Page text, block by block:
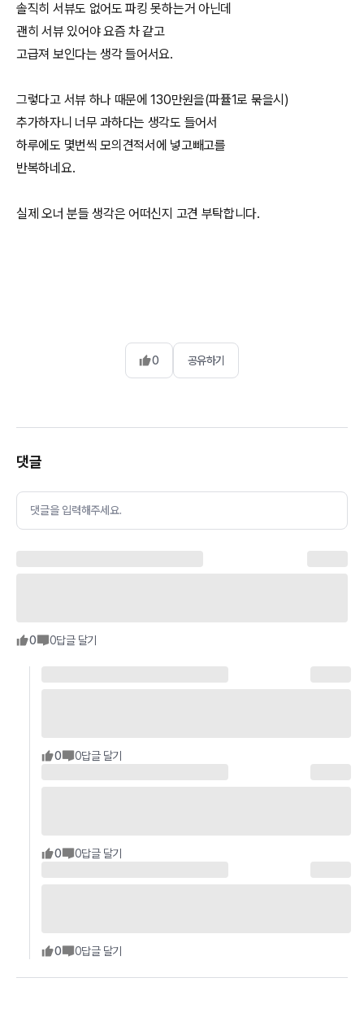
솔직히 서뷰도 없어도 파킹 못하는거 아닌데
괜히 서뷰 있어야 요즘 차 같고
고급져 보인다는 생각 들어서요.
그렇다고 서뷰 하나 때문에 130만원을(파퓰1로 묶을시)
추가하자니 너무 과하다는 생각도 들어서
하루에도 몇번씩 모의견적서에 넣고빼고를
반복하네요.
실제 오너 분들 생각은 어떠신지 고견 부탁합니다.
0 공유하기
댓글
댓글을 입력해주세요.
0 0답글 달기
0 0답글 달기
0 0답글 달기
0 0답글 달기